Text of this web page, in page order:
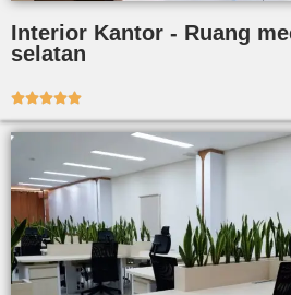
Interior Kantor - Ruang
selatan
